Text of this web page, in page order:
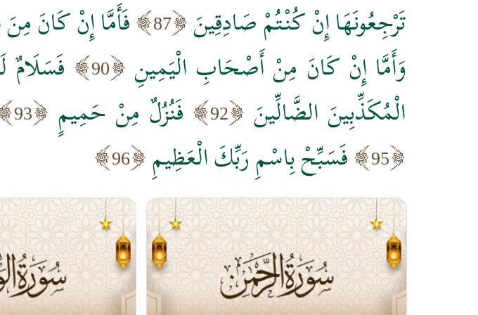
تَرْجِعُونَهَا إِنْ كُنْتُمْ صَادِقِينَ 87 فَأَمَّا إِنْ كَانَ مِنَ
وَأَمَّا إِنْ كَانَ مِنْ أَصْحَابِ الْيَمِينِ 90 فَسَلَامٌ
الْمُكَذِّبِينَ الضَّالِّينَ
92 فَنُزُلٌ مِنْ حَمِيمٍ 93
95 فَسَبِّحْ بِاسْمِ رَبِّكَ الْعَظِيمِ 96